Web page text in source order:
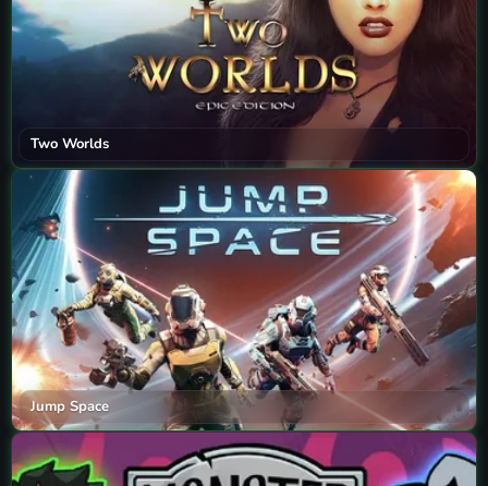
Two Worlds
Jump Space